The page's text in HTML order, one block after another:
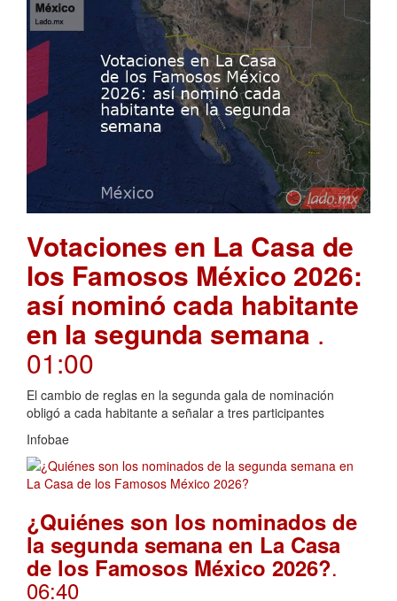
Votaciones en La Casa de
los Famosos México 2026:
así nominó cada habitante
en la segunda semana .
01:00
El cambio de reglas en la segunda gala de nominación
obligó a cada habitante a señalar a tres participantes
Infobae
¿Quiénes son los nominados de
la segunda semana en La Casa
de los Famosos México 2026?.
06:40